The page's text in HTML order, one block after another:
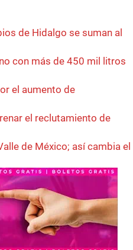
de Hidalgo se suman al
con más de 450 mil litros
el aumento de
el reclutamiento de
de México; así cambia el